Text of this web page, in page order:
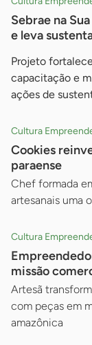
Sebrae na
e leva
Projeto
capacitação e
ações de
Cultura
Cookies
paraense
Chef formada
artesanais uma
Cultura
missão
Artesã
com peças em
amazônica